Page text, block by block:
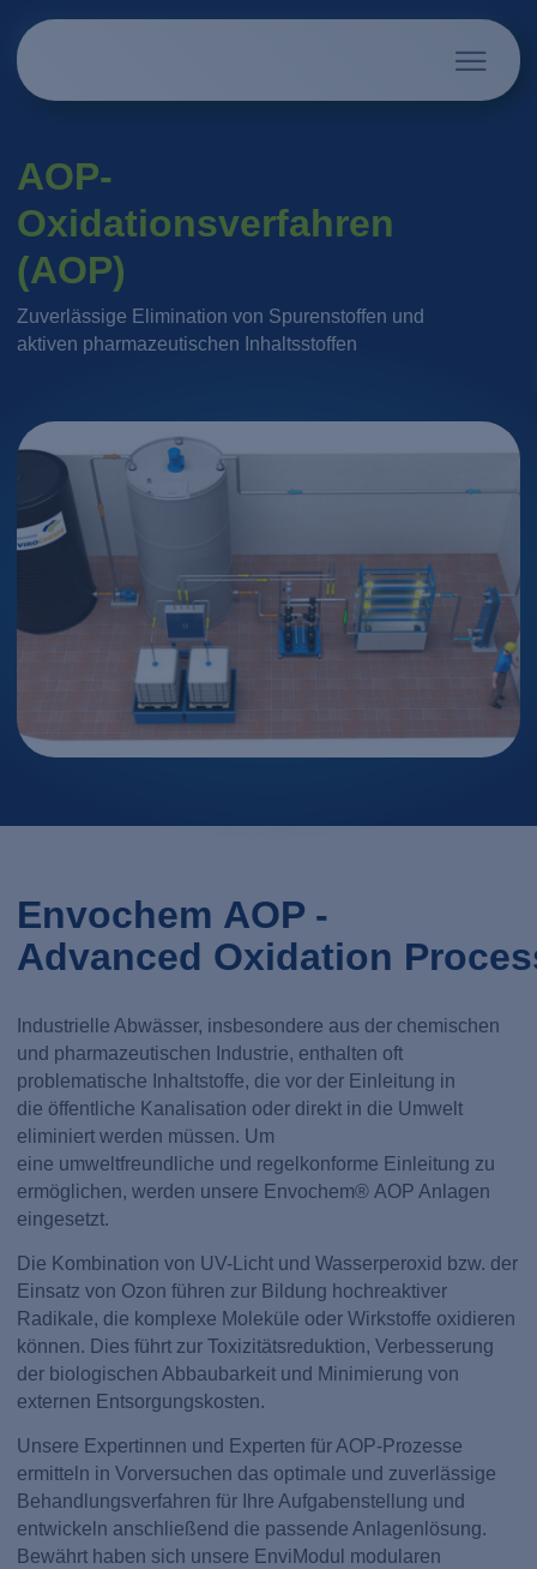
AOP-
Oxidationsverfahren
(AOP)
Zuverlässige Elimination von Spurenstoffen und
aktiven pharmazeutischen Inhaltsstoffen
Envochem AOP -
Advanced Oxidation
Industrielle Abwässer, insbesondere aus der chemischen
und pharmazeutischen Industrie, enthalten oft
problematische Inhaltstoffe, die vor der Einleitung in
die öffentliche Kanalisation oder direkt in die Umwelt
eliminiert werden müssen. Um
eine umweltfreundliche und regelkonforme Einleitung zu
ermöglichen, werden unsere Envochem® AOP Anlagen
eingesetzt.
Die Kombination von UV-Licht und Wasserperoxid bzw. der
Einsatz von Ozon führen zur Bildung hochreaktiver
Radikale, die komplexe Moleküle oder Wirkstoffe oxidieren
können. Dies führt zur Toxizitätsreduktion, Verbesserung
der biologischen Abbaubarkeit und Minimierung von
externen Entsorgungskosten.
Unsere Expertinnen und Experten für AOP-Prozesse
ermitteln in Vorversuchen das optimale und zuverlässige
Behandlungsverfahren für Ihre Aufgabenstellung und
entwickeln anschließend die passende Anlagenlösung.
Bewährt haben sich unsere EnviModul modularen